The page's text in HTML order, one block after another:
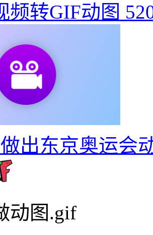
频转GIF动图
出东京奥运会
动图.gif